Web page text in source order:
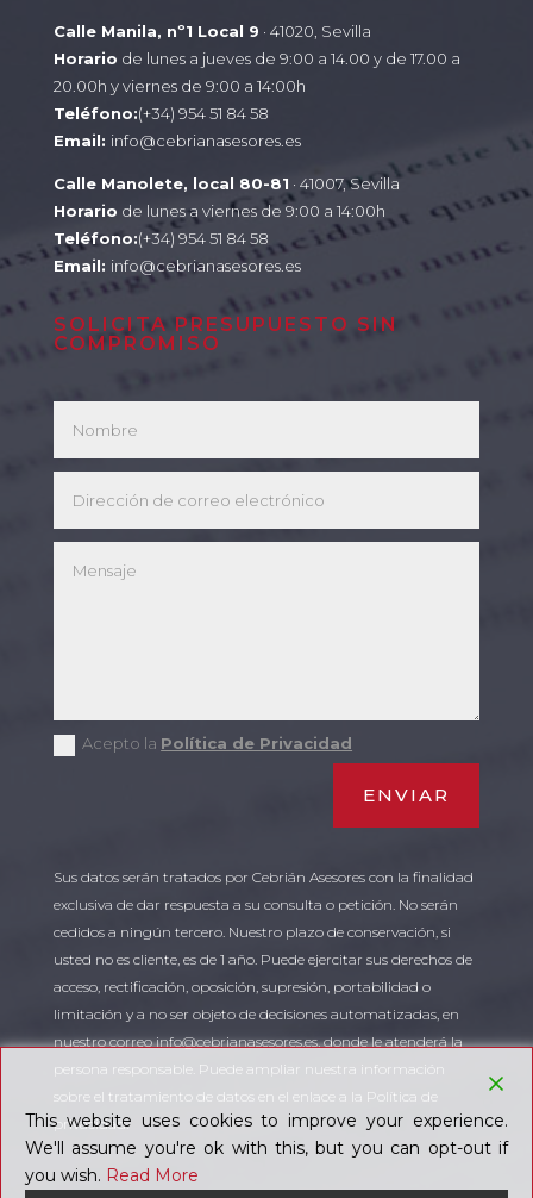
Calle Manila, nº1 Local 9 · 41020, Sevilla
Horario de lunes a jueves de 9:00 a 14.00 y de 17.00 a
20.00h y viernes de 9:00 a 14:00h
Teléfono:(+34) 954 51 84 58
Email: info@cebrianasesores.es
Calle Manolete, local 80-81 · 41007, Sevilla
Horario de lunes a viernes de 9:00 a 14:00h
Teléfono:(+34) 954 51 84 58
Email: info@cebrianasesores.es
SOLICITA PRESUPUESTO SIN
COMPROMISO
Acepto la Política de Privacidad
ENVIAR
Sus datos serán tratados por Cebrián Asesores con la finalidad
exclusiva de dar respuesta a su consulta o petición. No serán
cedidos a ningún tercero. Nuestro plazo de conservación, si
usted no es cliente, es de 1 año. Puede ejercitar sus derechos de
acceso, rectificación, oposición, supresión, portabilidad o
limitación y a no ser objeto de decisiones automatizadas, en
nuestro correo info@cebrianasesores.es, donde le atenderá la
persona responsable. Puede ampliar nuestra información
sobre el tratamiento de datos en el enlace a la Política de
privacidad.
This website uses cookies to improve your experience.
We'll assume you're ok with this, but you can opt-out if
you wish. Read More